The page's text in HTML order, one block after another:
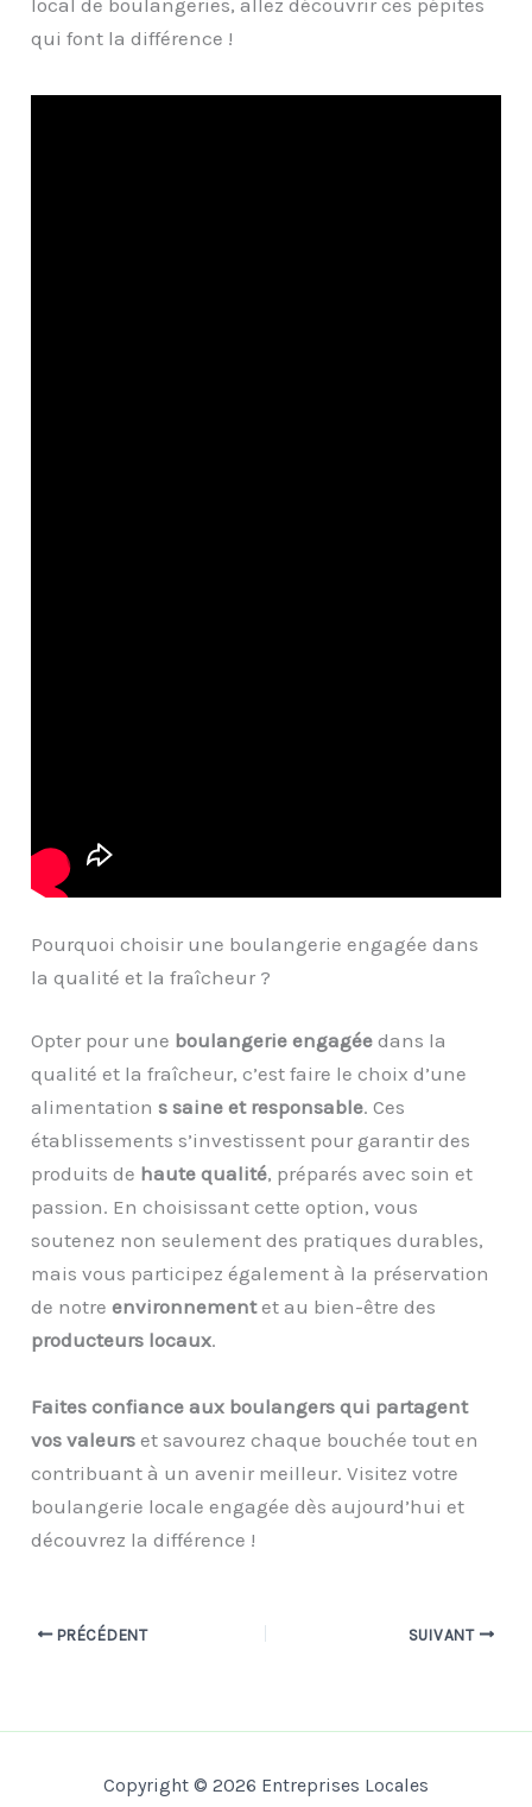
qui font la différence !
Pourquoi choisir une boulangerie engagée dans
la qualité et la fraîcheur ?
Opter pour une boulangerie engagée dans la
qualité et la fraîcheur, c’est faire le choix d’une
alimentations saine et responsable. Ces
établissements s’investissent pour garantir des
produits de haute qualité, préparés avec soin et
passion. En choisissant cette option, vous
soutenez non seulement des pratiques durables,
mais vous participez également à la préservation
de notreenvironnementet au bien-être des
producteurs locaux.
Faites confiance aux boulangers qui partagent
vos valeurs et savourez chaque bouchée tout en
contribuant à un avenir meilleur. Visitez votre
boulangerie locale engagée dès aujourd’hui et
découvrez la différence !
PRÉCÉDENT SUIVANT
Copyright © 2026 Entreprises Locales